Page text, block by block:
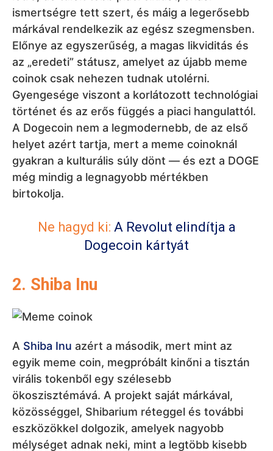
ismertségre tett szert, és máig a legerősebb
márkával rendelkezik az egész szegmensben.
Előnye az egyszerűség, a magas likviditás és
az „eredeti” státusz, amelyet az újabb meme
coinok csak nehezen tudnak utolérni.
Gyengesége viszont a korlátozott technológiai
történet és az erős függés a piaci hangulattól.
A Dogecoin nem a legmodernebb, de az első
helyet azért tartja, mert a meme coinoknál
gyakran a kulturális súly dönt — és ezt a DOGE
még mindig a legnagyobb mértékben
birtokolja.
Ne hagyd ki: A Revolut elindítja a
Dogecoin kártyát
2. Shiba Inu
A Shiba Inu azért a második, mert mint az
egyik meme coin, megpróbált kinőni a tisztán
virális tokenből egy szélesebb
ökoszisztémává. A projekt saját márkával,
közösséggel, Shibarium réteggel és további
eszközökkel dolgozik, amelyek nagyobb
mélységet adnak neki, mint a legtöbb kisebb